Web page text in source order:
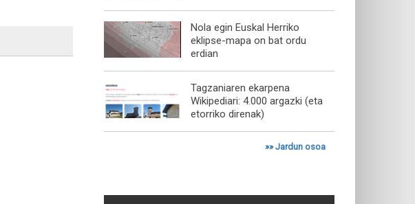
Nola egin Euskal Herriko
eklipse-mapa on bat ordu
erdian
Tagzaniaren ekarpena
Wikipediari: 4.000 argazki (eta
etorriko direnak)
»»Jardun osoa